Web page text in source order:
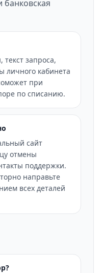
запроса,
личного кабинета
при
по списанию.
сайт
отмены
поддержки.
направьте
всех деталей